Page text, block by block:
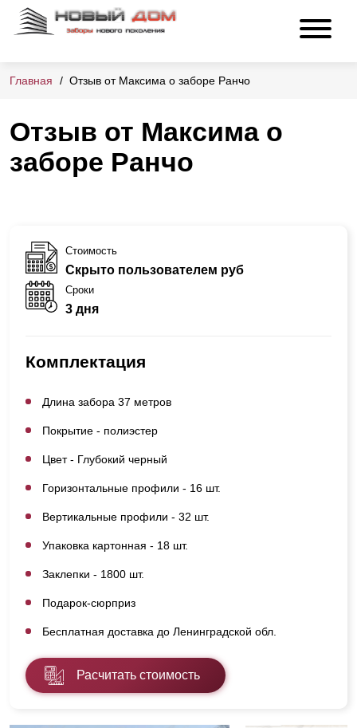
Главная Отзыв от Максима о заборе Ранчо
Отзыв от Максима о
заборе Ранчо
Стоимость
Скрыто пользователем руб
Сроки
3 дня
Комплектация
Длина забора 37 метров
Покрытие - полиэстер
Цвет - Глубокий черный
Горизонтальные профили - 16 шт.
Вертикальные профили - 32 шт.
Упаковка картонная - 18 шт.
Заклепки - 1800 шт.
Подарок-сюрприз
Бесплатная доставка до Ленинградской обл.
Расчитать стоимость